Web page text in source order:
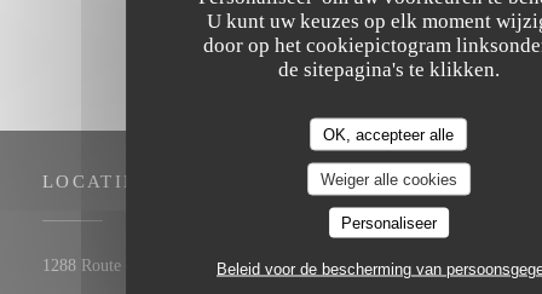
U kunt uw keuzes op elk moment
door op het cookiepictogram
de sitepagina's te klikken.
OK, accepteer alle
Weiger alle cookies
Personaliseer
Beleid voor de bescherming van
LOCATIE
1288 Route de Cannes 06560 Valbonne((opent in een nieuw venster))